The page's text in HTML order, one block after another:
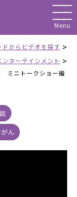
ドからビデオを探す >
ンターテインメント >
ミニトークショー編
ん